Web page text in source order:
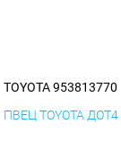
TOYOTA 953813770
ПВЕЦ TOYOTA ДОТ4